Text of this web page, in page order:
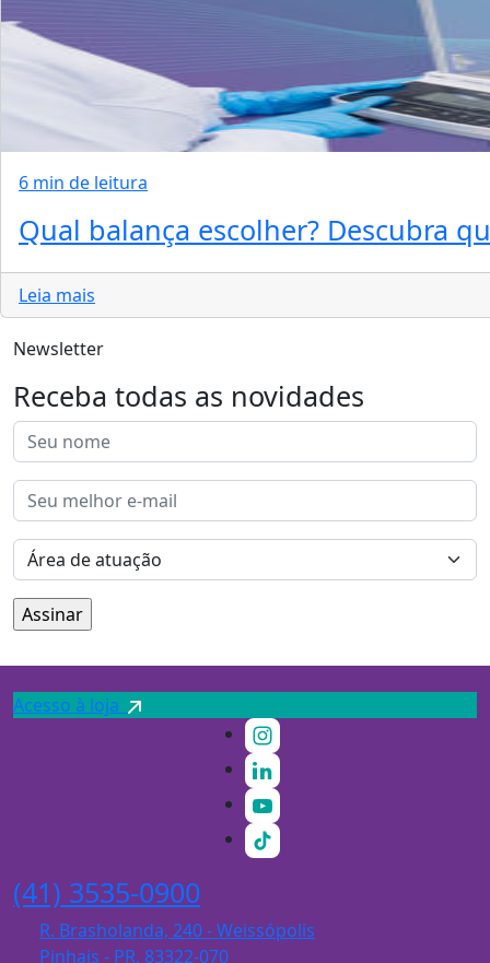
6 min de leitura
Qual balança escolher? Descubra
Leia mais
Newsletter
Receba todas as novidades
Acesso à loja
(41) 3535-0900
R. Brasholanda, 240 - Weissópolis
Pinhais - PR, 83322-070